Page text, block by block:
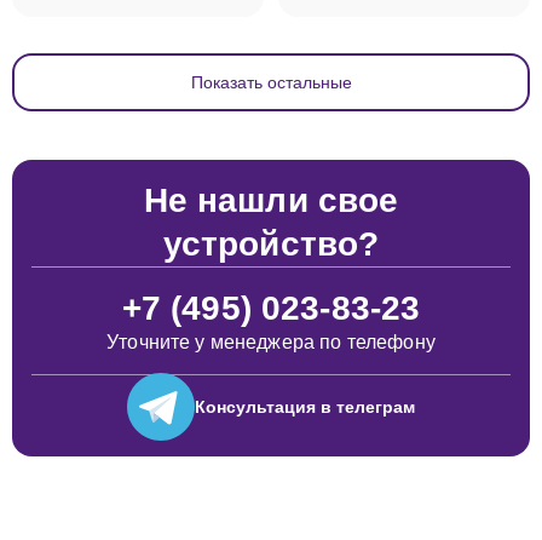
Показать остальные
Не нашли свое
устройство?
+7 (495) 023-83-23
Уточните у менеджера по телефону
Консультация в телеграм